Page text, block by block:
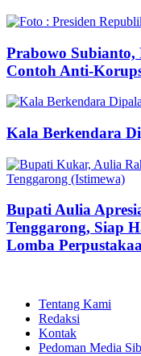
Prabowo
Contoh Anti-
Kala Berkendara
Bupati Aulia
Tenggarong, Siap
Lomba
Tentang Kami
Redaksi
Kontak
Pedoman Media